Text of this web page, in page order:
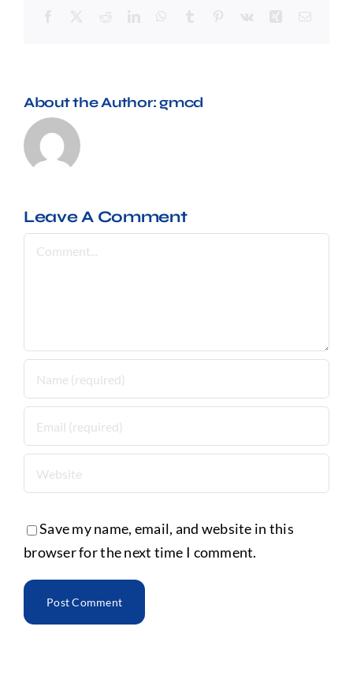
Facebook RedditLinkedInWhatsApp
Tumblr Pinterest
Vk XingEmail
About the Author:gmcd
Leave A Comment
Comment
Save my name, email, and website in this
browser for the next time I comment.